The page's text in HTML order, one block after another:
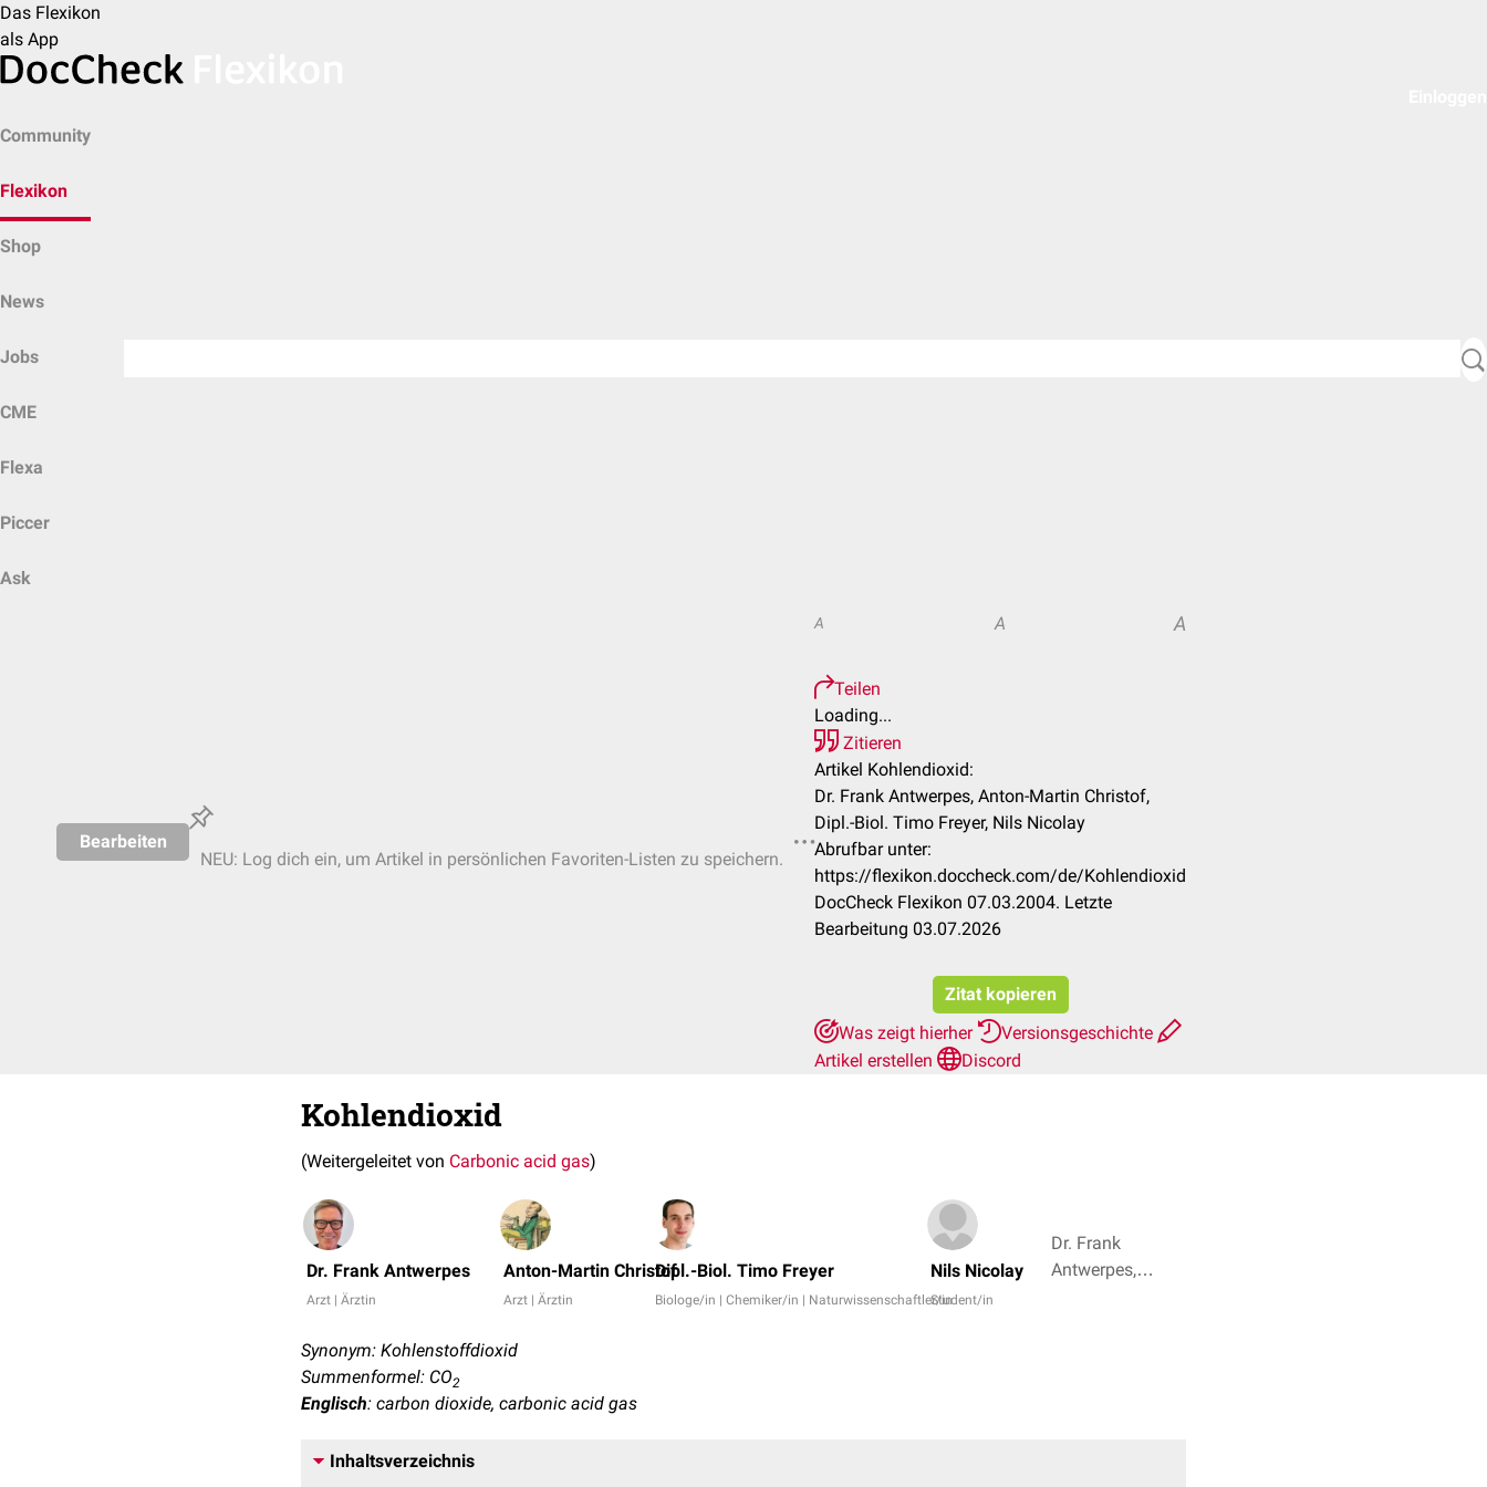
Das Flexikon
als App
Community
Flexikon
Shop
News
Jobs
CME
Flexa
Piccer
Ask
Bearbeiten
NEU: Log dich ein, um Artikel in persönlichen Favoriten-Listen zu speichern.
A A A
Teilen
Loading...
Zitieren
Artikel Kohlendioxid:
Dr. Frank Antwerpes, Anton-Martin Christof,
Dipl.-Biol. Timo Freyer, Nils Nicolay
Abrufbar unter:
https://flexikon.doccheck.com/de/Kohlendioxid
DocCheck Flexikon 07.03.2004. Letzte
Bearbeitung 03.07.2026
Zitat kopieren
Was zeigt hierher
Versionsgeschichte
Artikel erstellen
Discord
Kohlendioxid
(Weitergeleitet von Carbonic acid gas)
Dr. Frank Antwerpes
Arzt | Ärztin
Anton-Martin Christof
Arzt | Ärztin
Dipl.-Biol. Timo Freyer
Biologe/in | Chemiker/in | Naturwissenschaftler/in
Nils Nicolay
Student/in
Dr. Frank
Antwerpes,
Synonym: Kohlenstoffdioxid
Summenformel: CO2
Englisch: carbon dioxide, carbonic acid gas
Inhaltsverzeichnis